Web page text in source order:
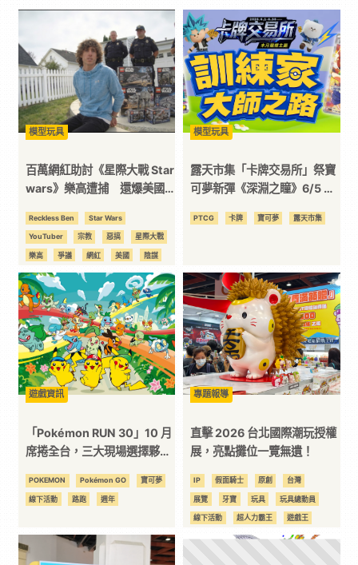
Paradaily
遊
戲
｜
動
漫
二
次
元
｜
3C
模型玩具
百萬網紅助討《星際大戰 Star
wars》樂高遭捕 還爆美國
Reckless Ben Star Wars
YouTuber 宗教 惡搞 星際大戰
樂高 爭議 網紅 美國 陰謀
模型玩具
露天市集「卡牌交易所」祭寶
可夢新彈《深淵之瞳》6/5 開
元競標
PTCG 卡牌 寶可夢 露天市集
遊戲資訊
「Pokémon RUN 30」10 月
席捲全台，三大現場選擇夥
大公開
POKEMON Pokémon GO 寶可夢
線下活動 路跑 週年
專題報導
直擊 2026 台北國際潮玩授權
展，亮點攤位一覽無遺！
IP 假面騎士 原創 台灣
展覽 牙寶 玩具 玩具總動員
線下活動 超人力霸王 遊戲王
馴龍高手